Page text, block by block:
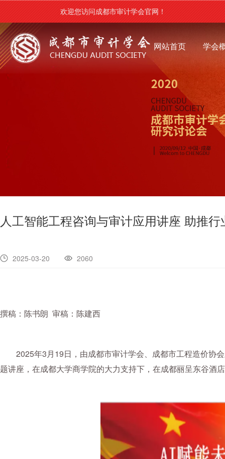
欢迎您访问成都市审计学会官网！
网站首页 学会
人工智能工程咨询与审计应用讲座 助推行
2025-03-20 2060
撰稿：陈书朗 审稿：陈建西
2025年3月19日，由成都市审计学会、成都市工程造价协
题讲座，在成都大学商学院的大力支持下，在成都丽呈东谷酒